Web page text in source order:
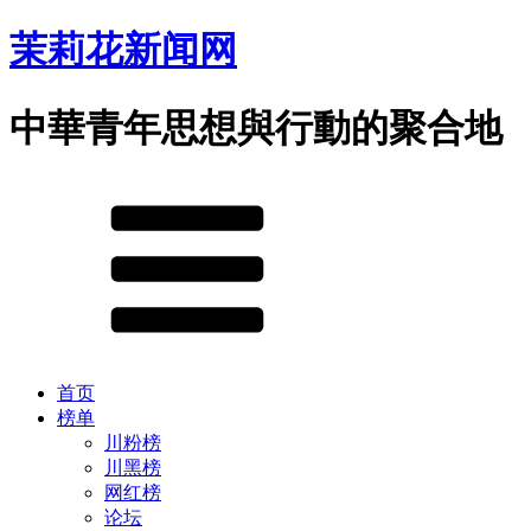
茉莉花新闻网
中華青年思想與行動的聚合地
首页
榜单
川粉榜
川黑榜
网红榜
论坛